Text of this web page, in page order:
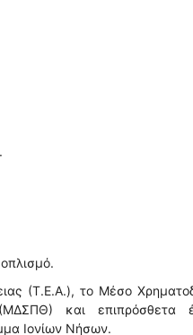
(Τ.Ε.Α.), το Μέσο
(ΜΔΣΠΘ) και
Ιονίων Νήσων.